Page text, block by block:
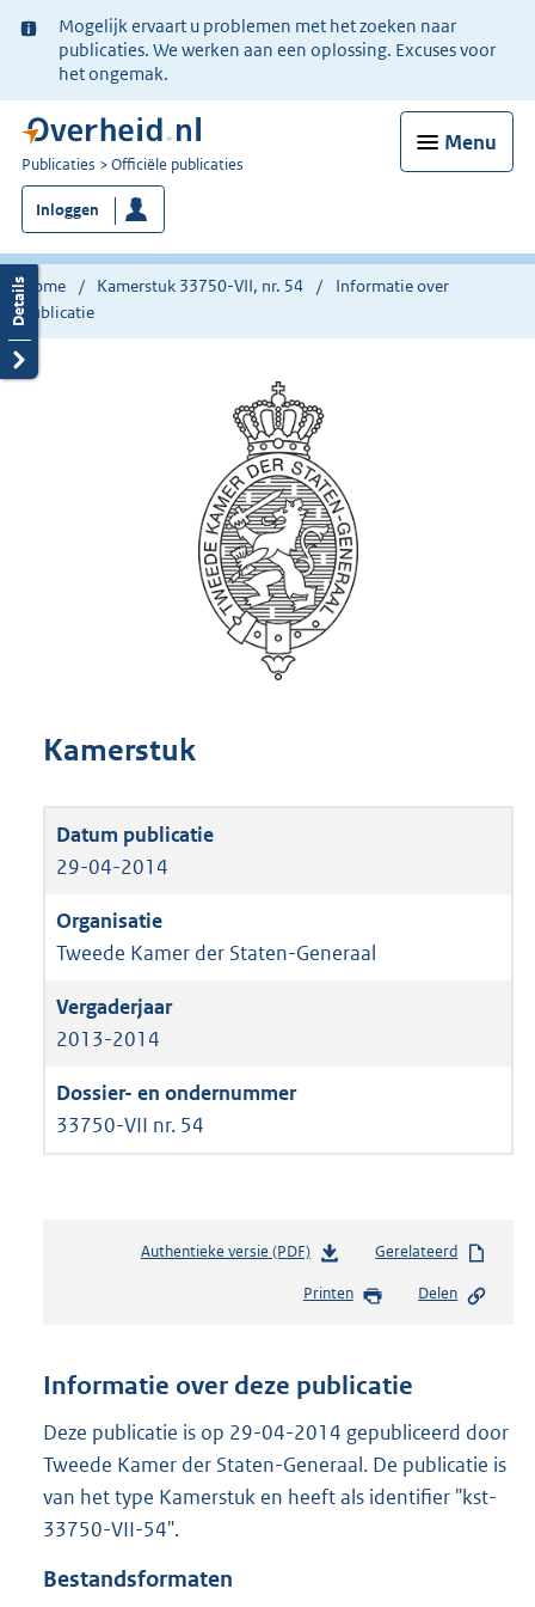
Ter
informatie:
Mogelijk ervaart u problemen met het zoeken naar
publicaties. We werken aan een oplossing. Excuses voor
het ongemak.
Menu
U
bent
nu
hier:
Publicaties Officiële publicaties
Inloggen
Home Kamerstuk 33750-VII, nr. 54
Informatie over
publicatie
Kamerstuk
29-04-2014
Tweede Kamer der Staten-Generaal
2013-2014
33750-VII nr. 54
Authentieke versie (PDF)b
s
n
s
r
o
Gerelateerd
Printen Delen
Informatie over deze publicatie
Deze publicatie is op 29-04-2014 gepubliceerd door
Tweede Kamer der Staten-Generaal. De publicatie is
van het type Kamerstuk en heeft als identifier "kst-
33750-VII-54".
Bestandsformaten